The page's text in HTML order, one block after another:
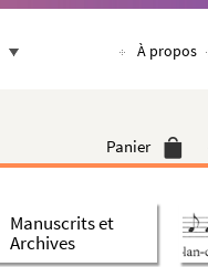
À propos
Panier
Manuscrits et
Archives